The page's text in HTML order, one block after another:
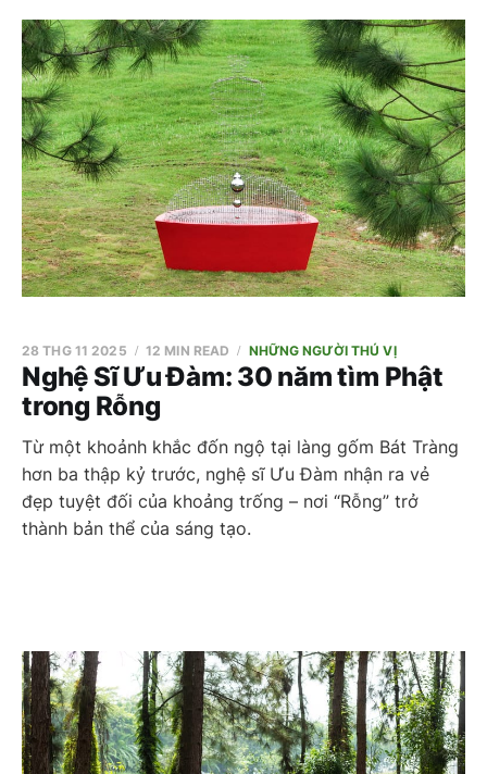
Nghệ Sĩ Ưu Đàm: 30 năm tìm Phật
trong Rỗng
28 THG 11 2025 12 MIN READ NHỮNG NGƯỜI THÚ VỊ
Từ một khoảnh khắc đốn ngộ tại làng gốm Bát Tràng
hơn ba thập kỷ trước, nghệ sĩ Ưu Đàm nhận ra vẻ
đẹp tuyệt đối của khoảng trống – nơi “Rỗng” trở
thành bản thể của sáng tạo.